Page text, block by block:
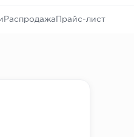
Распродажа Прайс-лист